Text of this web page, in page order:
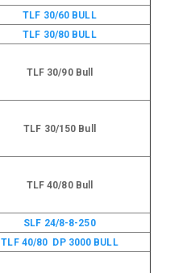
TLF 30/60 BULL
TLF 30/80 BULL
TLF 30/90 Bull
TLF 30/150 Bull
TLF 40/80 Bull
SLF 24/8-8-250
TLF 40/80 DP 3000 BULL